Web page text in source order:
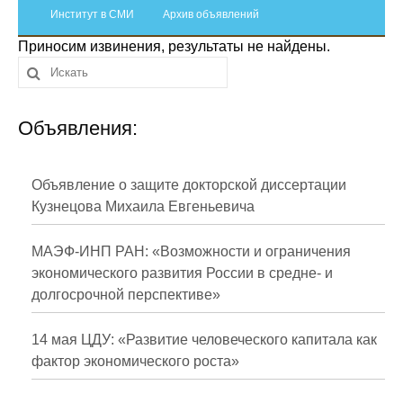
Отчетность
Противодействие коррупции
Материалы для СМИ
Публикации
Научная жизнь
Проблемы прогнозирования
О журнале
Номера журналов
Институт в СМИ Архив объявлений
Приносим извинения, результаты не найдены.
Объявления:
Объявление о защите докторской диссертации
Кузнецова Михаила Евгеньевича
МАЭФ-ИНП РАН: «Возможности и ограничения
экономического развития России в средне- и
долгосрочной перспективе»
14 мая ЦДУ: «Развитие человеческого капитала как
фактор экономического роста»